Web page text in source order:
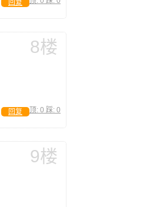
回复
8楼
顶: 0 踩: 0
回复
9楼